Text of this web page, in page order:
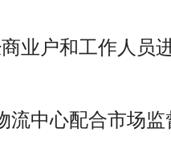
业户和工作人员
流中心配合市场